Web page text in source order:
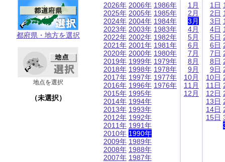
都府県・地方を選択
地点を選択
（未選択）
2026年
2025年
2024年
2023年
2022年
2021年
2020年
2019年
2018年
2017年
2016年
2015年
2014年
2013年
2012年
2011年
2010年
2009年
2008年
2007年
2006年
2005年
2004年
2003年
2002年
2001年
2000年
1999年
1998年
1997年
1996年
1995年
1994年
1993年
1992年
1991年
1990年
1989年
1988年
1987年
1986年
1985年
1984年
1983年
1982年
1981年
1980年
1979年
1978年
1977年
1976年
1月
2月
3月
4月
5月
6月
7月
8月
9月
10月
11月
12月
1日
2日
3日
4日
5日
6日
7日
8日
9日
10日
11日
12日
13日
14日
15日